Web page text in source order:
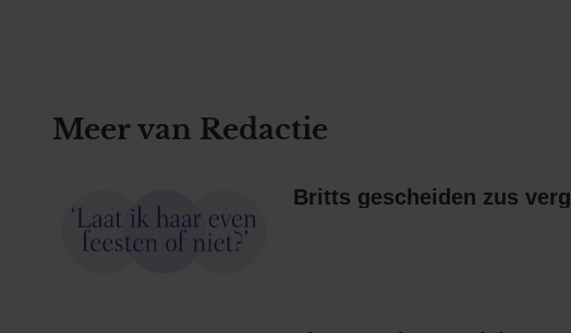
Meer van Redactie
Britts